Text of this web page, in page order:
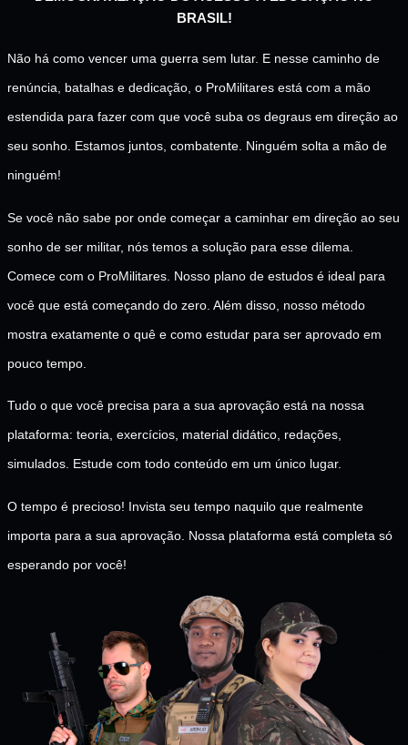
BRASIL!
Não há como vencer uma guerra sem lutar. E nesse caminho de
renúncia, batalhas e dedicação, o ProMilitares está com a mão
estendida para fazer com que você suba os degraus em direção ao
seu sonho. Estamos juntos, combatente. Ninguém solta a mão de
ninguém!
Se você não sabe por onde começar a caminhar em direção ao seu
sonho de ser militar, nós temos a solução para esse dilema.
Comece com o ProMilitares. Nosso plano de estudos é ideal para
você que está começando do zero. Além disso, nosso método
mostra exatamente o quê e como estudar para ser aprovado em
pouco tempo.
Tudo o que você precisa para a sua aprovação está na nossa
plataforma: teoria, exercícios, material didático, redações,
simulados. Estude com todo conteúdo em um único lugar.
O tempo é precioso! Invista seu tempo naquilo que realmente
importa para a sua aprovação. Nossa plataforma está completa só
esperando por você!